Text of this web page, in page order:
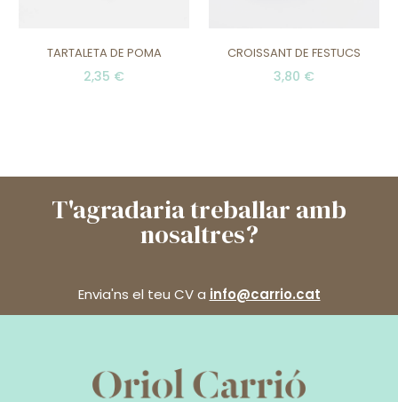
TARTALETA DE POMA
2,35 €
CROISSANT DE FESTUCS
3,80 €
T'agradaria treballar amb
nosaltres?
Envia'ns el teu CV a info@carrio.cat